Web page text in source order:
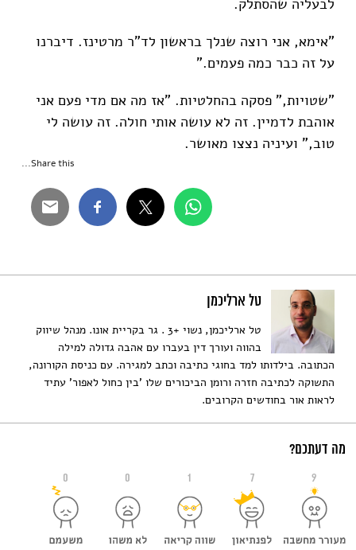
"אימא, אני רוצה שנלך בראשון לד"ר מרטינז. דיברנו
על זה כבר כמה פעמים.”
"שטויות,” פסקה בהחלטיות. "אז מה אם מדי פעם אני
אוהבת לדמיין. זה לא עושה אותי חולה. זה עושה לי
טוב,” ועיניה נצצו מאושר.
Share this...
טל ארליכמן
טל ארליכמן, נשוי +3 . גר בקריית אונו. מנהל שיווק
בהווה ועורך דין בעברו עם אהבה גדולה למילה
הכתובה. בילדותו למד בחוגי כתיבה וכתב למגירה. עם כניסת הקורונה,
התשוקה לכתיבה חזרה ורומן הביכורים שלו 'בין כחול לאפור' עתיד
לראות אור בחודשים הקרובים.
מה דעתכם?
0 0 1 7 9